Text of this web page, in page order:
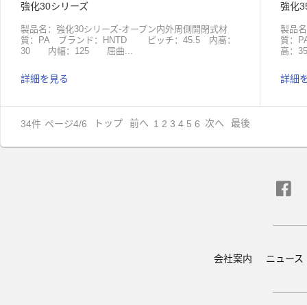
強化30シリーズ
製品名：強化30シリーズ-オープン内外周側開閉式材
質：PA ブランド：HNTD ピッチ：45.5 内高：
30 内幅：125 屈曲...
半径：55、75、100、125、150 応用：機械 原
ーズ-クローズ内外周側開閉式材質：PA ブランド：
HNTD ピッチ：45.5 内高：30 内幅：38、
50、57、60、75、100 屈曲半径：55、75、100、
包ダンボール
詳細を見る
強化
製品
質：
高：
25、
ボー
200
詳細
34件 ページ4/6 トップ 前へ 1 2 3 4 5 6 次へ 最後
会社案内 ニュース